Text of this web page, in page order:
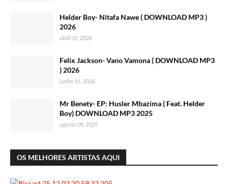
Helder Boy- Nitafa Nawe ( DOWNLOAD MP3 )
2026
abril 15, 2026
Felix Jackson- Vano Vamona ( DOWNLOAD MP3
) 2026
junho 16, 2026
Mr Benety- EP: Husler Mbazima ( Feat. Helder
Boy) DOWNLOAD MP3 2025
agosto 08, 2025
OS MELHORES ARTISTAS AQUI